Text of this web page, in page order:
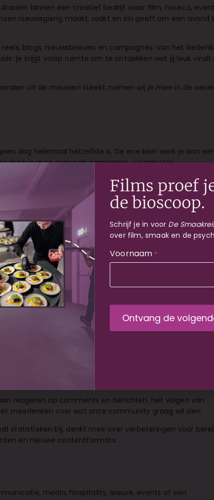
binnen een creatief bedrijf waar film, horeca,
nieuwsgierig maakt, raakt en zin geeft om een avond
blogs, nieuwsbrieven en campagnes. Van het
je krijgt volop ruimte om te ontdekken wat jij leuk vindt
uit de mouwen steekt, nemen wij je mee in de
dag helemaal hetzelfde is. De ene keer werk je aan
denk je mee over een campagne, verzamel je
de website.
zoals Instagram, TikTok, Facebook en LinkedIn.
en timing. Want alles wat we delen, moet passen bij
waarin je veel praktijkervaring opdoet. Heb je vanuit
vooraf samen of en hoe dit binnen de stage past.
marketing en content.
en reels voor onder andere Instagram, TikTok,
call-to-actions, blogs, nieuwsberichten en
aan de contentkalender, plant berichten in via social
Culinair te bewaken.
visuals in tools zoals Canva of Adobe Express, helpt bij het
bij het bewerken van foto’s en korte video’s.
reageren op comments en berichten, het volgen van
meedenken over wat onze community graag wil zien.
statistieken bij, denkt mee over verbeteringen voor
en nieuwe contentformats.
media, hospitality, leisure, events of een
Films proef
de bioscoop.
Schrijf je in voor De
over film, smaak en de
Voornaam *